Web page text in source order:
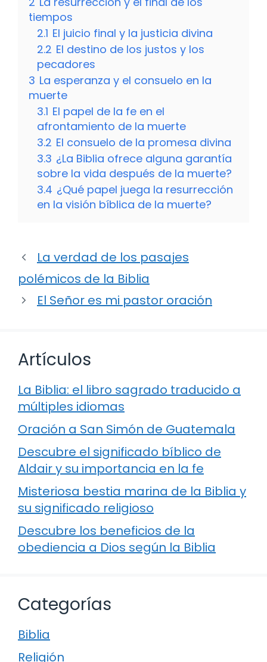
tiempos
2.1 El juicio final y la justicia divina
2.2 El destino de los justos y los
pecadores
3 La esperanza y el consuelo en la
muerte
3.1 El papel de la fe en el
afrontamiento de la muerte
3.2 El consuelo de la promesa divina
3.3 ¿La Biblia ofrece alguna garantía
sobre la vida después de la muerte?
3.4 ¿Qué papel juega la resurrección
en la visión bíblica de la muerte?
La verdad de los pasajes
polémicos de la Biblia
El Señor es mi pastor oración
Artículos
La Biblia: el libro sagrado traducido a
múltiples idiomas
Oración a San Simón de Guatemala
Descubre el significado bíblico de
Aldair y su importancia en la fe
Misteriosa bestia marina de la Biblia y
su significado religioso
Descubre los beneficios de la
obediencia a Dios según la Biblia
Categorías
Biblia
Religión